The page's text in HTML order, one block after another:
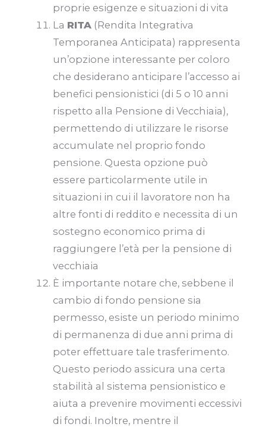
proprie esigenze e situazioni di vita
La RITA (Rendita Integrativa
Temporanea Anticipata) rappresenta
un’opzione interessante per coloro
che desiderano anticipare l’accesso ai
benefici pensionistici (di 5 o 10 anni
rispetto alla Pensione di Vecchiaia),
permettendo di utilizzare le risorse
accumulate nel proprio fondo
pensione. Questa opzione può
essere particolarmente utile in
situazioni in cui il lavoratore non ha
altre fonti di reddito e necessita di un
sostegno economico prima di
raggiungere l’età per la pensione di
vecchiaia
È importante notare che, sebbene il
cambio di fondo pensione sia
permesso, esiste un periodo minimo
di permanenza di due anni prima di
poter effettuare tale trasferimento.
Questo periodo assicura una certa
stabilità al sistema pensionistico e
aiuta a prevenire movimenti eccessivi
di fondi. Inoltre, mentre il